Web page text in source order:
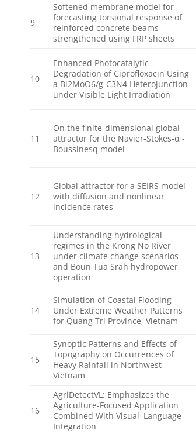
9
Softened membrane model for
forecasting torsional response of
reinforced concrete beams
strengthened using FRP sheets
10
Enhanced Photocatalytic
Degradation of Ciprofloxacin Using
a Bi2MoO6/g-C3N4 Heterojunction
under Visible Light Irradiation
11
On the finite-dimensional global
attractor for the Navier-Stokes-α -
Boussinesq model
12
Global attractor for a SEIRS model
with diffusion and nonlinear
incidence rates
13
Understanding hydrological
regimes in the Krong No River
under climate change scenarios
and Boun Tua Srah hydropower
operation
14
Simulation of Coastal Flooding
Under Extreme Weather Patterns
for Quang Tri Province, Vietnam
15
Synoptic Patterns and Effects of
Topography on Occurrences of
Heavy Rainfall in Northwest
Vietnam
16
AgriDetectVL: Emphasizes the
Agriculture-Focused Application
Combined With Visual–Language
Integration